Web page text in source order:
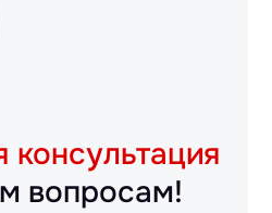
консультация
вопросам!